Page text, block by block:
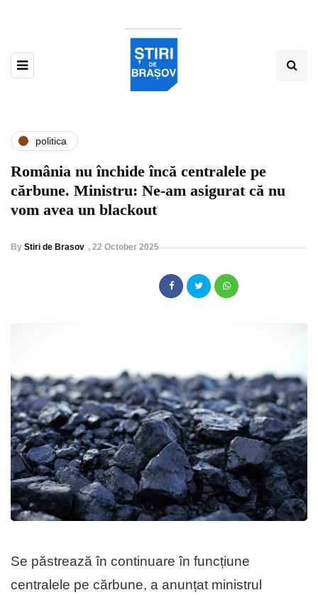
politica
România nu închide încă centralele pe
cărbune. Ministru: Ne-am asigurat că nu
vom avea un blackout
By Stiri de Brasov , 22 October 2025
Se păstrează în continuare în funcțiune
centralele pe cărbune, a anunțat ministrul